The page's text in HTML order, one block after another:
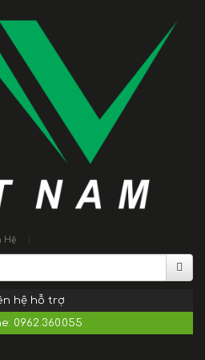
Hệ
hệ hỗ trợ
0962.360.055